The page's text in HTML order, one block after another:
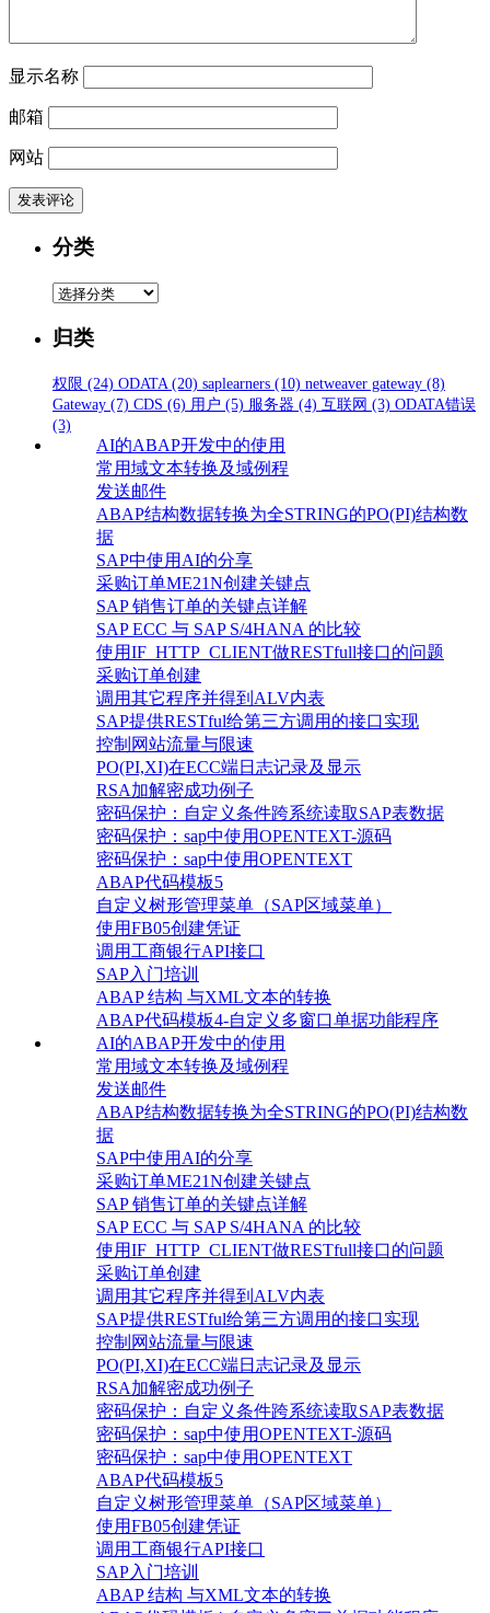
显示名称
邮箱
网站
分类
分
归类
权限 (24) ODATA (20) saplearners (10) netweaver gateway (8)
Gateway (7) CDS (6) 用户 (5) 服务器 (4) 互联网 (3) ODATA错误
(3)
AI的ABAP开发中的使用
常用域文本转换及域例程
发送邮件
ABAP结构数据转换为全STRING的PO(PI)结构数
据
SAP中使用AI的分享
采购订单ME21N创建关键点
SAP 销售订单的关键点详解
SAP ECC 与 SAP S/4HANA 的比较
使用IF_HTTP_CLIENT做RESTfull接口的问题
采购订单创建
调用其它程序并得到ALV内表
SAP提供RESTful给第三方调用的接口实现
控制网站流量与限速
PO(PI,XI)在ECC端日志记录及显示
RSA加解密成功例子
密码保护：自定义条件跨系统读取SAP表数据
密码保护：sap中使用OPENTEXT-源码
密码保护：sap中使用OPENTEXT
ABAP代码模板5
自定义树形管理菜单（SAP区域菜单）
使用FB05创建凭证
调用工商银行API接口
SAP入门培训
ABAP 结构 与XML文本的转换
ABAP代码模板4-自定义多窗口单据功能程序
AI的ABAP开发中的使用
常用域文本转换及域例程
发送邮件
ABAP结构数据转换为全STRING的PO(PI)结构数
据
SAP中使用AI的分享
采购订单ME21N创建关键点
SAP 销售订单的关键点详解
SAP ECC 与 SAP S/4HANA 的比较
使用IF_HTTP_CLIENT做RESTfull接口的问题
采购订单创建
调用其它程序并得到ALV内表
SAP提供RESTful给第三方调用的接口实现
控制网站流量与限速
PO(PI,XI)在ECC端日志记录及显示
RSA加解密成功例子
密码保护：自定义条件跨系统读取SAP表数据
密码保护：sap中使用OPENTEXT-源码
密码保护：sap中使用OPENTEXT
ABAP代码模板5
自定义树形管理菜单（SAP区域菜单）
使用FB05创建凭证
调用工商银行API接口
SAP入门培训
ABAP 结构 与XML文本的转换